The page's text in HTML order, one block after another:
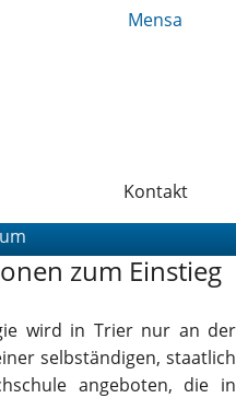
Mensa
Kontakt
zum Einstieg
wird in Trier nur an der
selbständigen, staatlich
angeboten, die in